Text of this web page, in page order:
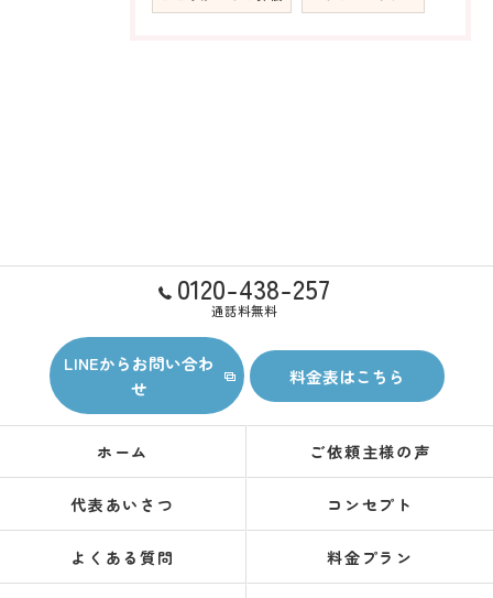
0120-438-257
通話料無料
LINEからお問い合わ
せ
料金表はこちら
ホーム ご依頼主様の声
代表あいさつ コンセプト
よくある質問 料金プラン